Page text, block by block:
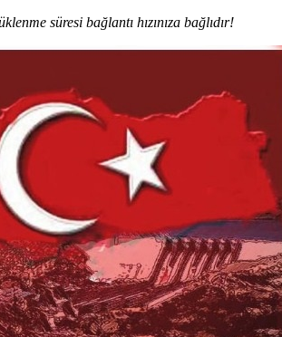
süresi bağlantı hızınıza bağlıdır!